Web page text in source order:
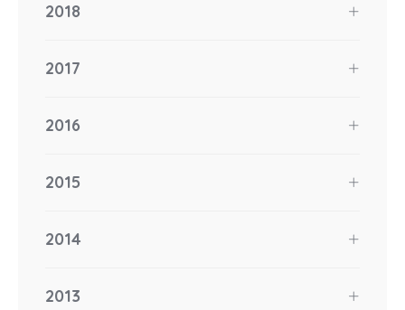
2018
2017
2016
2015
2014
2013